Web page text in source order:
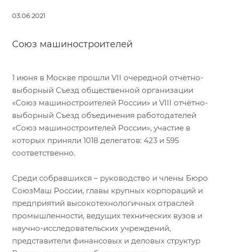
03.06.2021
Союз машиностроителей
1 июня в Москве прошли VII очередной отчётно-
выборный Съезд общественной организации
«Союз машиностроителей России» и VIII отчётно-
выборный Съезд объединения работодателей
«Союз машиностроителей России», участие в
которых приняли 1018 делегатов: 423 и 595
соответственно.
Среди собравшихся – руководство и члены Бюро
СоюзМаш России, главы крупных корпораций и
предприятий высокотехнологичных отраслей
промышленности, ведущих технических вузов и
научно-исследовательских учреждений,
представители финансовых и деловых структур